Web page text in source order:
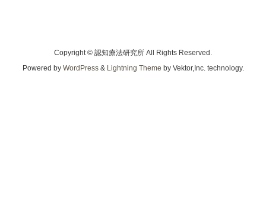
Copyright © 認知療法研究所 All Rights Reserved.
Powered by WordPress& Lightning Theme by Vektor,Inc. technology.